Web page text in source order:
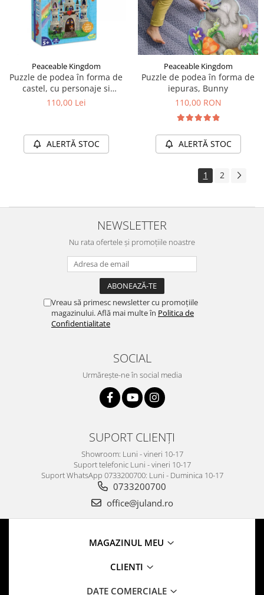
Peaceable Kingdom
Puzzle de podea în forma de
castel, cu personaje si
dragoni, Castle Floor Puzzle
110,00 Lei
ALERTĂ STOC
Peaceable Kingdom
Puzzle de podea în forma de
iepuras, Bunny
110,00 RON
ALERTĂ STOC
1 2
NEWSLETTER
Nu rata ofertele și promoțiile noastre
Vreau să primesc newsletter cu promoțiile
magazinului. Află mai multe în Politica de
Confidentialitate
SOCIAL
Urmărește-ne în social media
SUPORT CLIENȚI
Showroom: Luni - vineri 10-17
Suport telefonic Luni - vineri 10-17
Suport WhatsApp 0733200700: Luni - Duminica 10-17
0733200700
office@juland.ro
MAGAZINUL MEU
CLIENTI
DATE COMERCIALE